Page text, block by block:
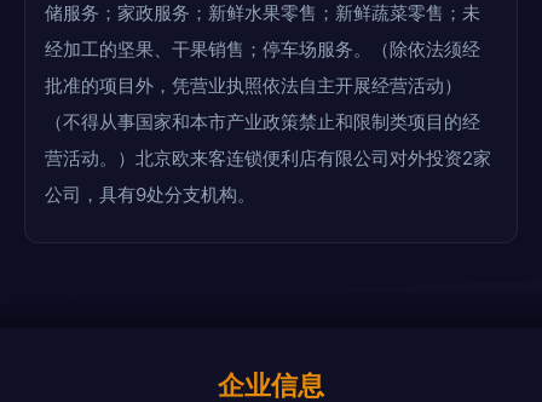
储服务；家政服务；新鲜水果零售；新鲜蔬菜零售；未
经加工的坚果、干果销售；停车场服务。（除依法须经
批准的项目外，凭营业执照依法自主开展经营活动）
（不得从事国家和本市产业政策禁止和限制类项目的经
营活动。）北京欧来客连锁便利店有限公司对外投资2家
公司，具有9处分支机构。
企业信息